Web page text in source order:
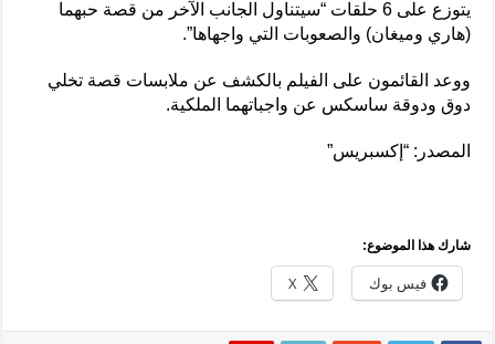
يتوزع على 6 حلقات “سيتناول الجانب الآخر من قصة حبهما
(هاري وميغان) والصعوبات التي واجهاها”.
ووعد القائمون على الفيلم بالكشف عن ملابسات قصة تخلي
دوق ودوقة ساسكس عن واجباتهما الملكية.
المصدر: “إكسبريس”
شارك هذا الموضوع:
فيس بوك X